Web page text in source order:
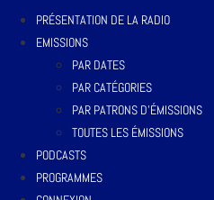
PRÉSENTATION DE LA RADIO
EMISSIONS
PAR DATES
PAR CATÉGORIES
PAR PATRONS D’ÉMISSIONS
TOUTES LES ÉMISSIONS
PODCASTS
PROGRAMMES